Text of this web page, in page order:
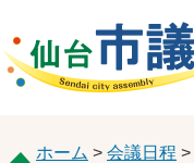
ホーム > 会議日程 >